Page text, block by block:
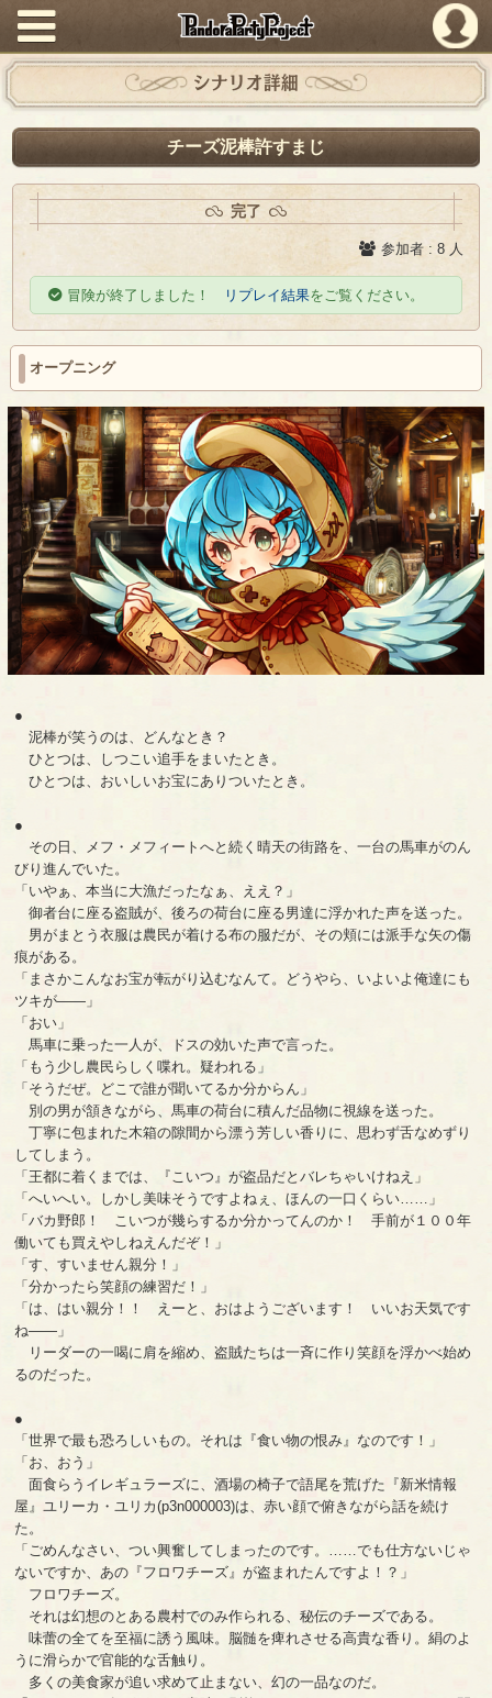
PandoraPartyProject
シナリオ詳細
チーズ泥棒許すまじ
完了
参加者 : 8 人
冒険が終了しました！ リプレイ結果をご覧ください。
オープニング
●
泥棒が笑うのは、どんなとき？
ひとつは、しつこい追手をまいたとき。
ひとつは、おいしいお宝にありついたとき。
●
その日、メフ・メフィートへと続く晴天の街路を、一台の馬車がのん
びり進んでいた。
「いやぁ、本当に大漁だったなぁ、ええ？」
御者台に座る盗賊が、後ろの荷台に座る男達に浮かれた声を送った。
男がまとう衣服は農民が着ける布の服だが、その頬には派手な矢の傷
痕がある。
「まさかこんなお宝が転がり込むなんて。どうやら、いよいよ俺達にも
ツキが――」
「おい」
馬車に乗った一人が、ドスの効いた声で言った。
「もう少し農民らしく喋れ。疑われる」
「そうだぜ。どこで誰が聞いてるか分からん」
別の男が頷きながら、馬車の荷台に積んだ品物に視線を送った。
丁寧に包まれた木箱の隙間から漂う芳しい香りに、思わず舌なめずり
してしまう。
「王都に着くまでは、『こいつ』が盗品だとバレちゃいけねえ」
「へいへい。しかし美味そうですよねぇ、ほんの一口くらい……」
「バカ野郎！ こいつが幾らするか分かってんのか！ 手前が１００年
働いても買えやしねえんだぞ！」
「す、すいません親分！」
「分かったら笑顔の練習だ！」
「は、はい親分！！ えーと、おはようございます！ いいお天気です
ね――」
リーダーの一喝に肩を縮め、盗賊たちは一斉に作り笑顔を浮かべ始め
るのだった。
●
「世界で最も恐ろしいもの。それは『食い物の恨み』なのです！」
「お、おう」
面食らうイレギュラーズに、酒場の椅子で語尾を荒げた『新米情報
屋』ユリーカ・ユリカ(p3n000003)は、赤い顔で俯きながら話を続け
た。
「ごめんなさい、つい興奮してしまったのです。……でも仕方ないじゃ
ないですか、あの『フロワチーズ』が盗まれたんですよ！？」
フロワチーズ。
それは幻想のとある農村でのみ作られる、秘伝のチーズである。
味蕾の全てを至福に誘う風味。脳髄を痺れさせる高貴な香り。絹のよ
うに滑らかで官能的な舌触り。
多くの美食家が追い求めて止まない、幻の一品なのだ。